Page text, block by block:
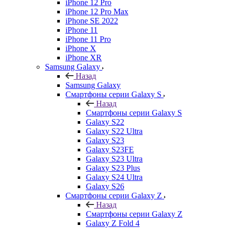
iPhone 12 Pro
iPhone 12 Pro Max
iPhone SE 2022
iPhone 11
iPhone 11 Pro
iPhone X
iPhone XR
Samsung Galaxy
Назад
Samsung Galaxy
Смартфоны серии Galaxy S
Назад
Смартфоны серии Galaxy S
Galaxy S22
Galaxy S22 Ultra
Galaxy S23
Galaxy S23FE
Galaxy S23 Ultra
Galaxy S23 Plus
Galaxy S24 Ultra
Galaxy S26
Смартфоны серии Galaxy Z
Назад
Смартфоны серии Galaxy Z
Galaxy Z Fold 4